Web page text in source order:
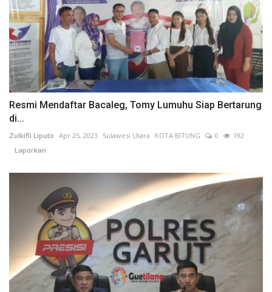
Resmi Mendaftar Bacaleg, Tomy Lumuhu Siap Bertarung
di...
Zulkifli Liputo Apr 25, 2023 Sulawesi Utara KOTA BITUNG 0
192
Laporkan